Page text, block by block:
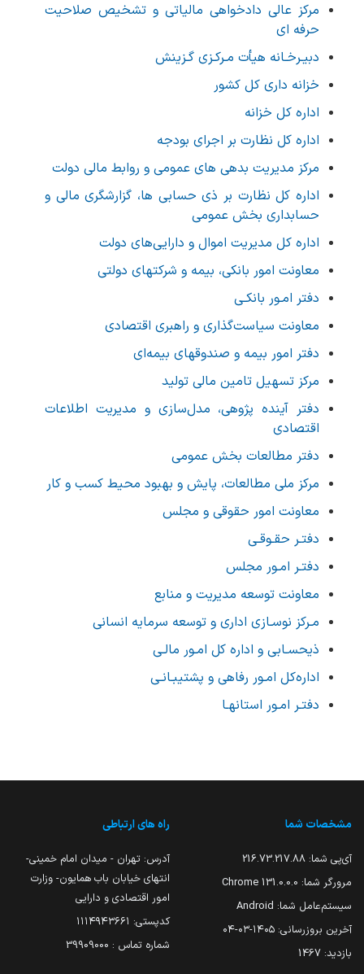
مرکز عالی دادخواهی مالیاتی و تشخیص صلاحیت
حرفه ای
دبیـرخـانه هیأت مـرکـزی گـزینش
خزانه‌ داری كل كشور
اداره كل خزانه
اداره کل نظارت بر اجرای بودجه
مرکز مديريت بدهی های عمومی و روابط مالی دولت
اداره کل نظارت بر ذی حسابی ها، گزارشگری مالی و
حسابداری بخش عمومی
اداره كل مديريت اموال و دارايی‌های دولت
معاونت امور بانکی، بیمه و شرکتهای دولتی
دفتر امـور بانکـی
معاونت سیاست‌گذاری و راهبری اقتصادی
دفتر امور بیمه و صندوق­های بیمه‌ای
مرکز تسهیل تامین مالی تولید
دفتر آینده پژوهی، مدل‌سازی و مدیریت اطلاعات‌
اقتصادی
دفتر مطالعات بخش عمومی
مرکز ملی مطالعات، پایش و بهبود محیط کسب و کار
معاونت امور حقوقي و مجلس
دفتـر حقـوقـی
دفتـر امـور مجلس
معاونت توسعه مدیریت و منابع
مـركز نوسـازي اداری و توسعه سرمایه انسانی
ذیحسـابی و اداره کل امـور مالـی
اداره‌كل امـور رفاهی و پشتيبـانـي
دفتـر امـور استانهـا
مشخصات شما
آی‌پی شما: 216.73.217.88
مرورگر شما: 131.0.0.0 Chrome
سیستم‌عامل شما: Android
آخرین بروزرسانی: ۱۴۰۵-۰۳-۰۴
بازدید: 1467
راه های ارتباطی
آدرس: تهران - میدان امام خمینی-
انتهای خیابان باب همایون- وزارت
امور اقتصادی و دارایی
کدپستی: ۱۱۱۴۹۴۳۶۶۱
شماره تماس : 39909000